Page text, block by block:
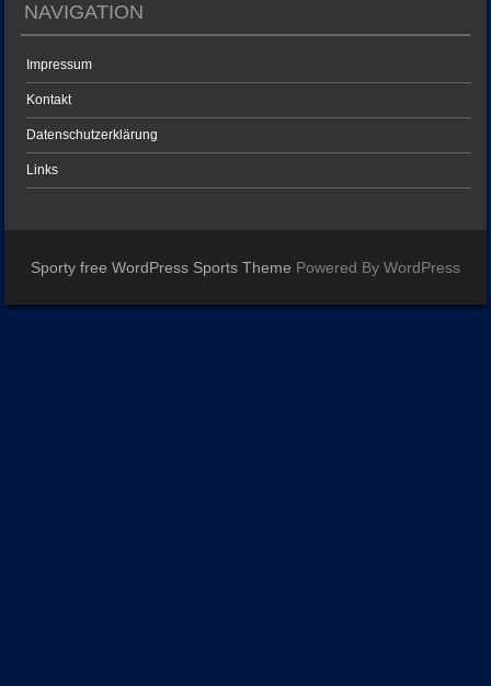
NAVIGATION
Impressum
Kontakt
Datenschutzerklärung
Links
Sporty free WordPress Sports Theme Powered By WordPress